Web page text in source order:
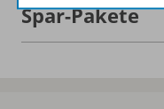
Spar-Pakete